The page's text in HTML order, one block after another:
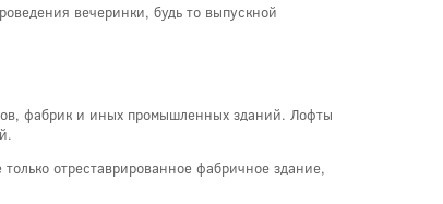
вечеринки, будь то выпускной
фабрик и иных промышленных зданий. Лофты
отреставрированное фабричное здание,